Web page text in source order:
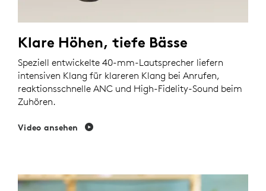
Klare Höhen, tiefe Bässe
Speziell entwickelte 40-mm-Lautsprecher liefern
intensiven Klang für klareren Klang bei Anrufen,
reaktionsschnelle ANC und High-Fidelity-Sound beim
Zuhören.
Video ansehen